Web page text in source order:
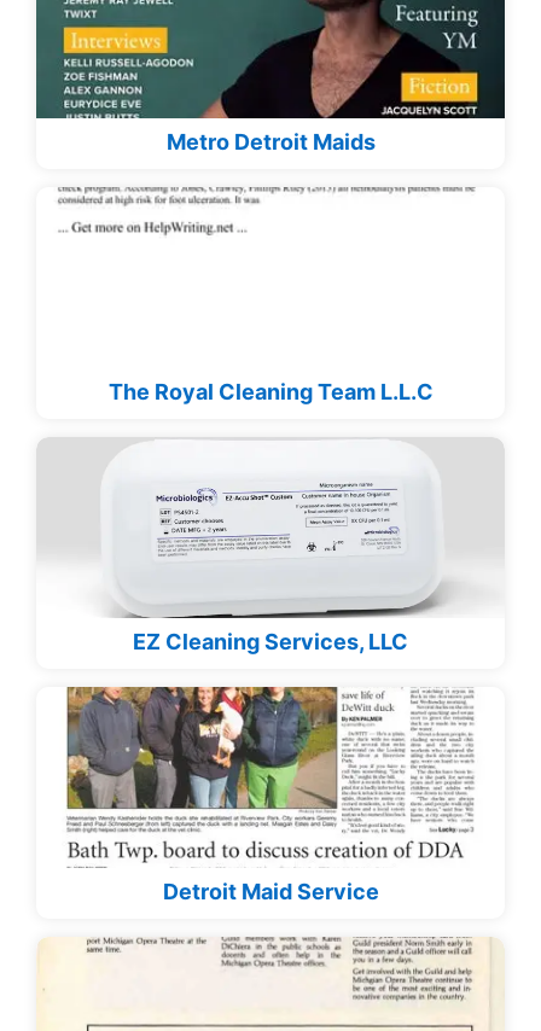
Metro Detroit Maids
The Royal Cleaning Team L.L.C
EZ Cleaning Services, LLC
Detroit Maid Service